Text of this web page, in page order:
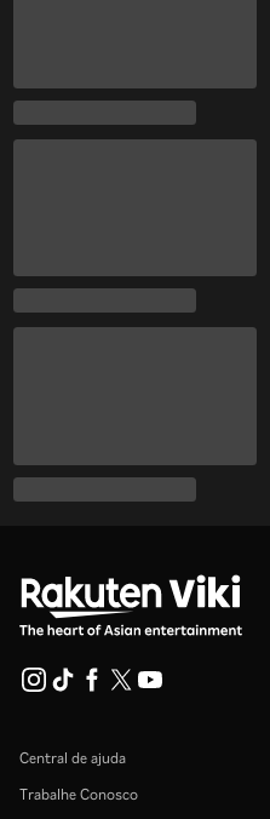
Central de ajuda
Trabalhe Conosco